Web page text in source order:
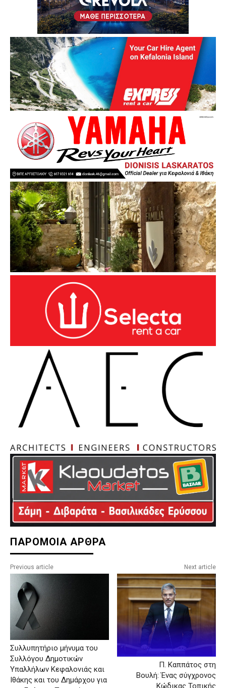
ΠΑΡΟΜΟΙΑ ΑΡΘΡΑ
Previous article
Συλλυπητήριο μήνυμα του
Συλλόγου Δημοτικών
Υπαλλήλων Κεφαλονιάς και
Ιθάκης και του Δημάρχου για
Next article
Π. Καππάτος στη
Βουλή: Ένας σύγχρονος
Κώδικας Τοπικής